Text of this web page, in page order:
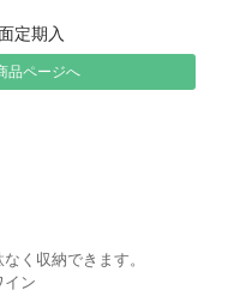
定期入
品ページへ
く収納できます。
ン